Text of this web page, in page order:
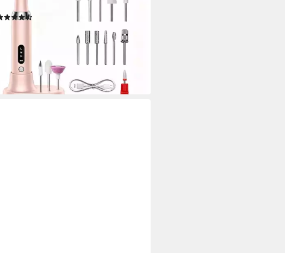
Gelnägel Acrylnägel
lieferbar - in 4-5 Werktagen bei dir